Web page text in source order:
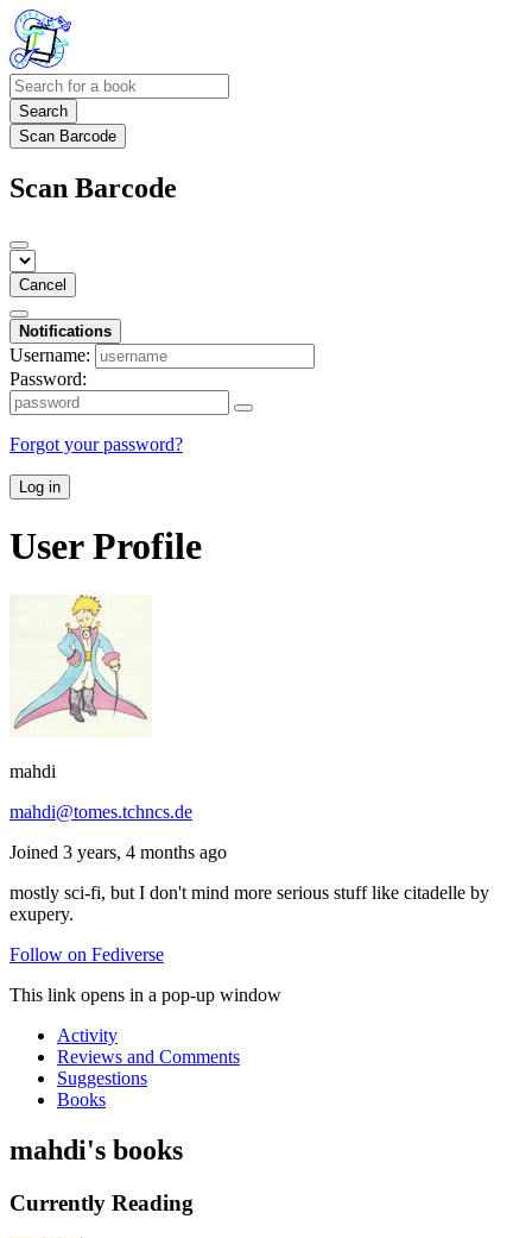
Search
Scan Barcode
Scan Barcode
Cancel
Notifications
Username:
Password:
Forgot your password?
Log in
User Profile
mahdi
mahdi@tomes.tchncs.de
Joined 3 years, 4 months ago
mostly sci-fi, but I don't mind more serious stuff like citadelle by
exupery.
Follow on Fediverse
This link opens in a pop-up window
Activity
Reviews and Comments
Suggestions
Books
mahdi's books
Currently Reading